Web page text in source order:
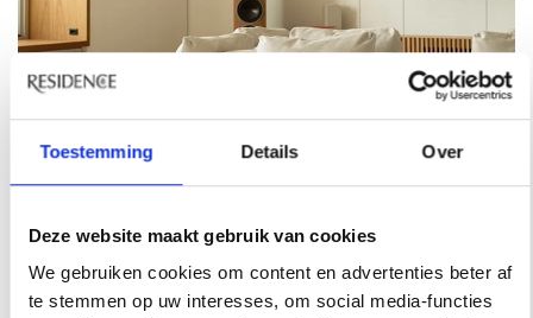
Toestemming Details Over
Deze website maakt gebruik van cookies
We gebruiken cookies om content en advertenties beter af
te stemmen op uw interesses, om social media-functies
INTERIEURNIEUWS